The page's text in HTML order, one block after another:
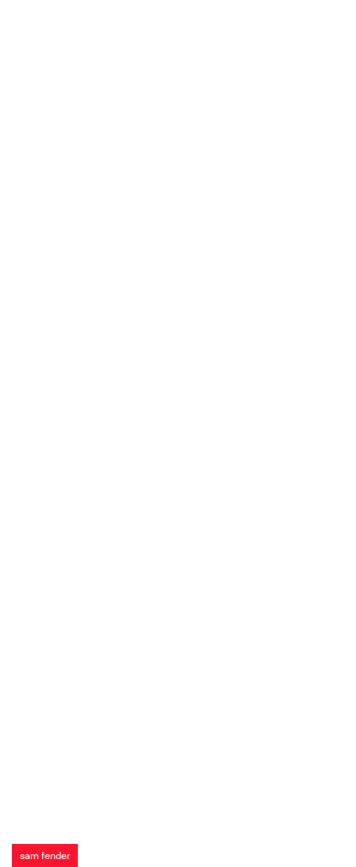
sam fender